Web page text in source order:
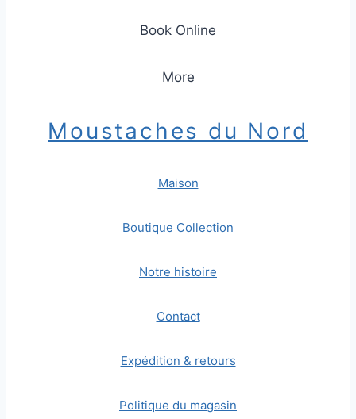
Book Online
More
Moustaches du Nord
Maison
Boutique Collection
Notre histoire
Contact
Expédition & retours
Politique du magasin